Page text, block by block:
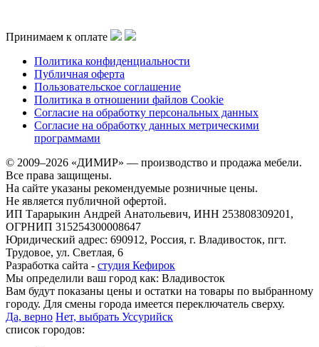
Принимаем к оплате
Политика конфиденциальности
Публичная оферта
Пользовательское соглашение
Политика в отношении файлов Cookie
Согласие на обработку персональных данных
Согласие на обработку данных метрическими
программами
© 2009–2026 «ДИМИР» — производство и продажа мебели.
Все права защищены.
На сайте указаны рекомендуемые розничные цены.
Не является публичной офертой.
ИП Тарарыкин Андрей Анатольевич, ИНН 253808309201,
ОГРНИП 315254300008647
Юридический адрес: 690912, Россия, г. Владивосток, пгт.
Трудовое, ул. Светлая, 6
Разработка сайта - студия Кефирок
Мы определили ваш город как: Владивосток
Вам будут показаны цены и остатки на товары по выбранному
городу. Для смены города имеется переключатель сверху.
Да, верно Нет, выбрать Уссурийск
список городов: